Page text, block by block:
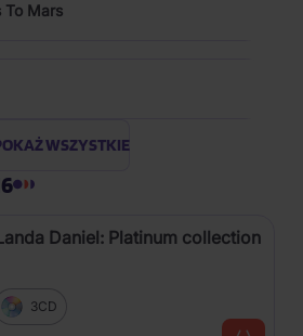
To Mars
WSZYSTKIE
Daniel: Platinum collection
3CD